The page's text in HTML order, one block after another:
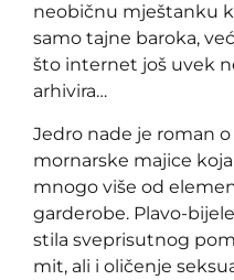
neobičnu mještanku
samo tajne baroka,
što internet još uvek
arhivira…
Jedro nade je roman
mornarske majice
mnogo više od
garderobe. Plavo-
stila sveprisutnog
mit, ali i oličenje